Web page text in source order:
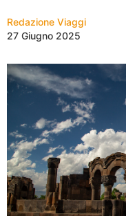
Redazione Viaggi
27 Giugno 2025